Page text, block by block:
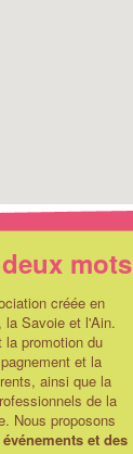
mots
créée en
la Savoie et l'Ain.
promotion du
et la
ainsi que la
de la
Nous proposons
événements et des